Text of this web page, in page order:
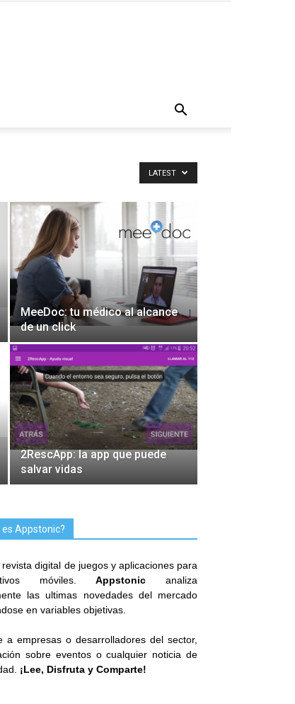
LATEST
MeeDoc: tu médico al alcance
de un click
2RescApp: la app que puede
salvar vidas
es Appstonic?
revista digital de juegos y aplicaciones para
móviles.Appstonic analiza
las ultimas novedades del mercado
en variables objetivas.
a empresas o desarrolladores del sector,
sobre eventos o cualquier noticia de
¡Lee, Disfruta y Comparte!